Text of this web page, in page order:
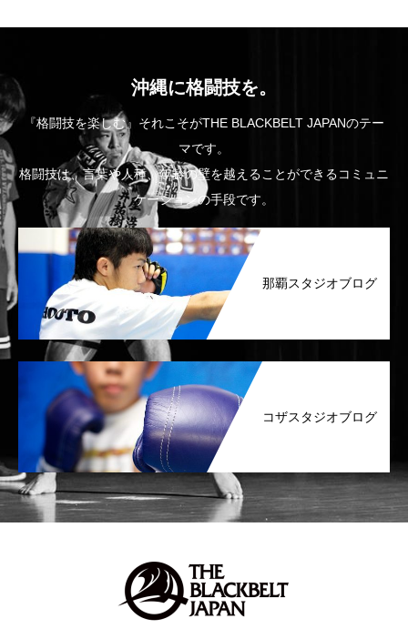
沖縄に格闘技を。
『格闘技を楽しむ』それこそがTHE BLACKBELT JAPANのテー
マです。
格闘技は、言葉や人種、年齢の壁を越えることができるコミュニ
ケーションの手段です。
那覇スタジオブログ
コザスタジオブログ